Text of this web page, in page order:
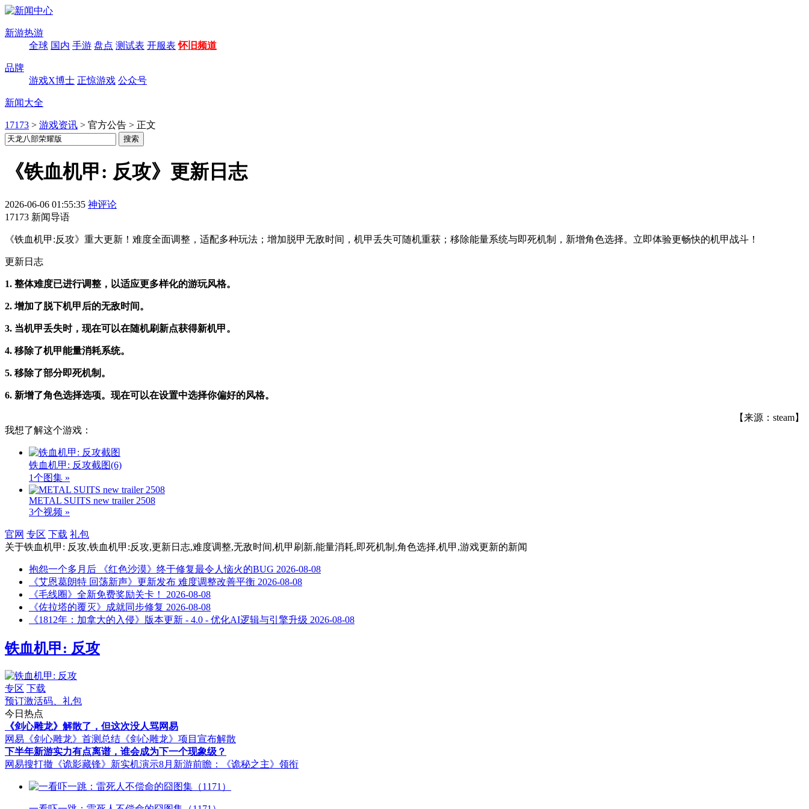
新游热游
全球 国内 手游 盘点 测试表 开服表 怀旧频道
品牌
游戏X博士 正惊游戏 公众号
新闻大全
17173 > 游戏资讯 > 官方公告 > 正文
《铁血机甲: 反攻》更新日志
2026-06-06 01:55:35 神评论
17173 新闻导语
《铁血机甲:反攻》重大更新！难度全面调整，适配多种玩法；增加脱甲无敌时间，机甲丢失可随机重获；移除能量系统与即死机制，新增角色选择。立即体验更畅快的机甲战斗！
更新日志
1. 整体难度已进行调整，以适应更多样化的游玩风格。
2. 增加了脱下机甲后的无敌时间。
3. 当机甲丢失时，现在可以在随机刷新点获得新机甲。
4. 移除了机甲能量消耗系统。
5. 移除了部分即死机制。
6. 新增了角色选择选项。现在可以在设置中选择你偏好的风格。
【来源：steam】
我想了解这个游戏：
铁血机甲: 反攻截图(6)
1个图集 »
METAL SUITS new trailer 2508
3个视频 »
官网 专区 下载 礼包
关于铁血机甲: 反攻,铁血机甲:反攻,更新日志,难度调整,无敌时间,机甲刷新,能量消耗,即死机制,角色选择,机甲,游戏更新的新闻
抱怨一个多月后 《红色沙漠》终于修复最令人恼火的BUG 2026-08-08
《艾恩葛朗特 回荡新声》更新发布 难度调整改善平衡 2026-08-08
《毛线圈》全新免费奖励关卡！
2026-08-08
《佐拉塔的覆灭》成就同步修复 2026-08-08
《1812年：加拿大的入侵》版本更新 - 4.0 - 优化AI逻辑与引擎升级 2026-08-08
铁血机甲: 反攻
专区 下载
预订激活码、礼包
今日热点
《剑心雕龙》解散了，但这次没人骂网易
网易《剑心雕龙》首测总结 《剑心雕龙》项目宣布解散
下半年新游实力有点离谱，谁会成为下一个现象级？
网易搜打撤《诡影藏锋》新实机演示8月新游前瞻：《诡秘之主》领衔